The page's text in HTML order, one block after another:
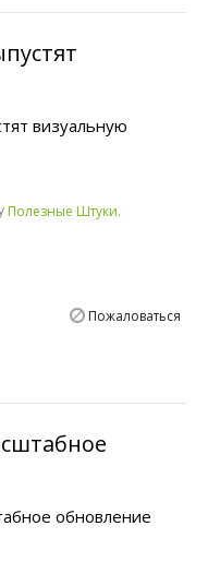
визуальную
Полезные Штуки.
Пожаловаться
обновление